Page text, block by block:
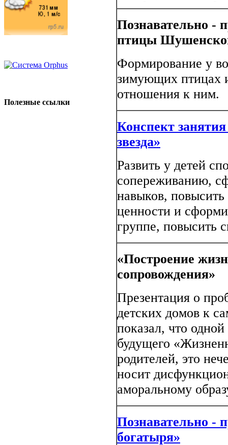
Полезные ссылки
Познавательно -
птицы
Формирование у
зимующих птицах
отношения к ним.
Конспект
звезда»
Развить у детей
сопереживанию,
навыков, повысить
ценности и
группе, повысить
«Построение
сопровождения»
Презентация о
детских домов к
показал, что
будущего
родителей, это
носит
аморальному
Познавательно -
богатыря»